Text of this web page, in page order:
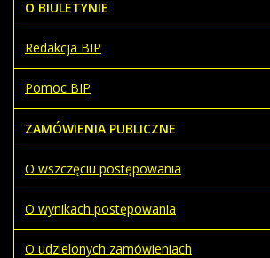
O BIULETYNIE
Redakcja BIP
Pomoc BIP
ZAMÓWIENIA PUBLICZNE
O wszczęciu postępowania
O wynikach postępowania
O udzielonych zamówieniach